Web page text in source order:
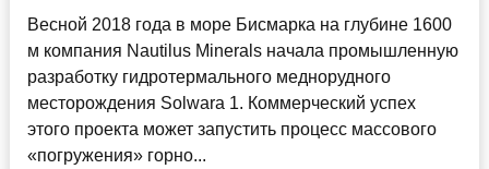
Весной 2018 года в море Бисмарка на глубине 1600
м компания Nautilus Minerals начала промышленную
разработку гидротермального меднорудного
месторождения Solwara 1. Коммерческий успех
этого проекта может запустить процесс массового
«погружения» горно...